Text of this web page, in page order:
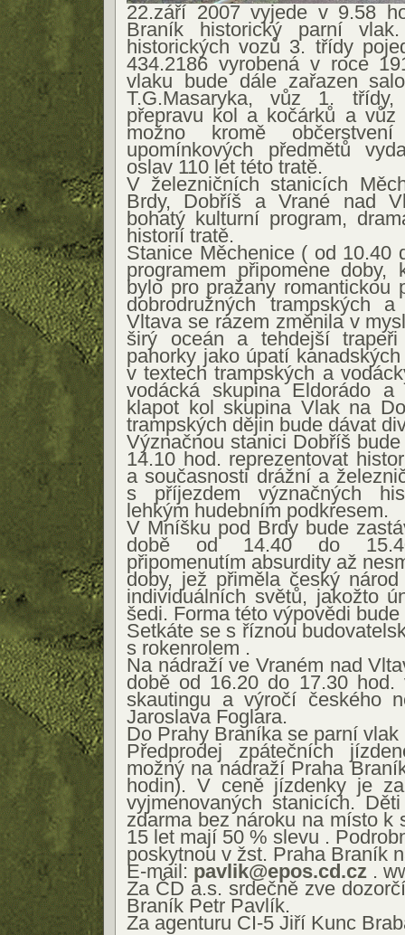
22.září 2007 vyjede v 9.58
Braník historický parní
historických vozů 3. třídy
434.2186 vyrobená v roce
vlaku bude dále zařazen
T.G.Masaryka, vůz 1.
přepravu kol a kočárků a vůz
možno kromě
upomínkových předmětů
oslav 110 let této tratě.
V železničních stanicích
Brdy, Dobříš a Vrané nad
bohatý kulturní program,
historií tratě.
Stanice Měchenice ( od 10.40
programem připomene doby,
bylo pro pražany romantickou
dobrodružných trampských
Vltava se rázem změnila v
širý oceán a tehdejší trapeři
pahorky jako úpatí
v textech trampských a
vodácká skupina Eldorádo
klapot kol skupina Vlak na
trampských dějin bude dávat
Význačnou stanici Dobříš
14.10 hod. reprezentovat
a současnosti drážní a
s příjezdem význačných
lehkým hudebním podkresem.
V Mníšku pod Brdy bude
době od 14.40 do
připomenutím absurdity až
doby, jež přiměla český
individuálních světů, jakožto
šedi. Forma této výpovědi
Setkáte se s říznou
s rokenrolem .
Na nádraží ve Vraném nad
době od 16.20 do 17.30 hod.
skautingu a výročí českého
Jaroslava Foglara.
Do Prahy Braníka se parní
Předprodej zpátečních
možný na nádraží Praha
hodin). V ceně jízdenky je
vyjmenovaných stanicích.
zdarma bez nároku na místo k
15 let mají 50 % slevu .
poskytnou v žst. Praha Braník
E-mail: pavlik@epos.cd.cz .
Za ČD a.s. srdečně zve
Braník Petr Pavlík.
Za agenturu CI-5 Jiří Kunc